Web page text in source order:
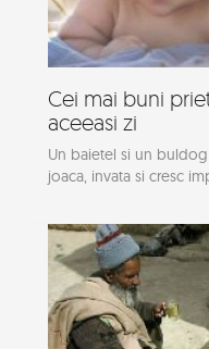
Cei mai buni
aceeasi zi
Un baietel si un buldog
joaca, invata si cresc